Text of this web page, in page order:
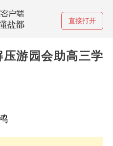
直接打开
游园会助高三学